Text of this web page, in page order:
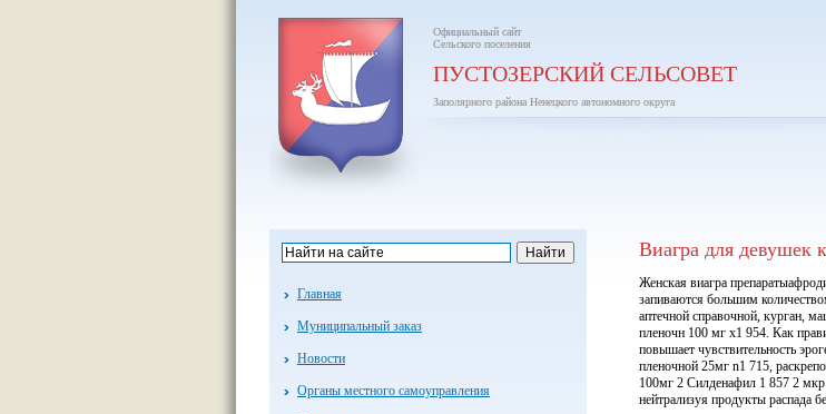
Официальный сайт
Сельского поселения
ПУСТОЗЕРСКИЙ СЕЛЬСОВЕТ
Заполярного района Ненецкого автономного округа
Главная
Муниципальный заказ
Новости
Органы местного самоуправления
Виагра для девушек
Женская виагра
запиваются большим
аптечной справочной, курган,
пленочн 100 мг x1 954. Как
повышает чувствительность
пленочной 25мг n1 715,
100мг 2 Силденафил 1 857 2
нейтрализуя продукты распада